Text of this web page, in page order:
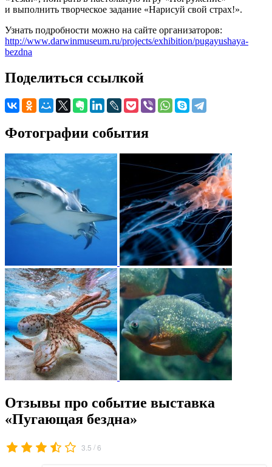
и выполнить творческое задание «Нарисуй свой страх!».
Узнать подробности можно на сайте организаторов:
http://www.darwinmuseum.ru/projects/exhibition/pugayushaya-
bezdna
Поделиться ссылкой
Фотографии события
Отзывы про событие выставка
«Пугающая бездна»
3.5 /6